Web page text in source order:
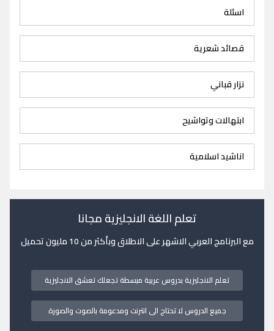
اسئلة
قصائد شعرية
نزار قباني
ابتهالات وتواشيح
اناشيد اسلامية
تعلم اللغة الانجليزية مجانا
مع البرنامج العربي الاشهر على الاطلاق وبأكثر من 10 مليون تحميل
تعلم الانجليزية بدروس عربية مبسطة تجعلك تعشق الانجليزية
جميع الدروس لا تحتاج الى انترنت ومدعومة بالصوت والصورة